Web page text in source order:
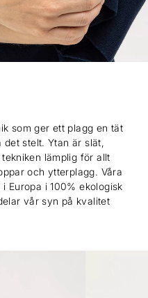
som ger ett plagg en tät
stelt. Ytan är slät,
lämplig för allt
och ytterplagg. Våra
Europa i 100% ekologisk
vår syn på kvalitet